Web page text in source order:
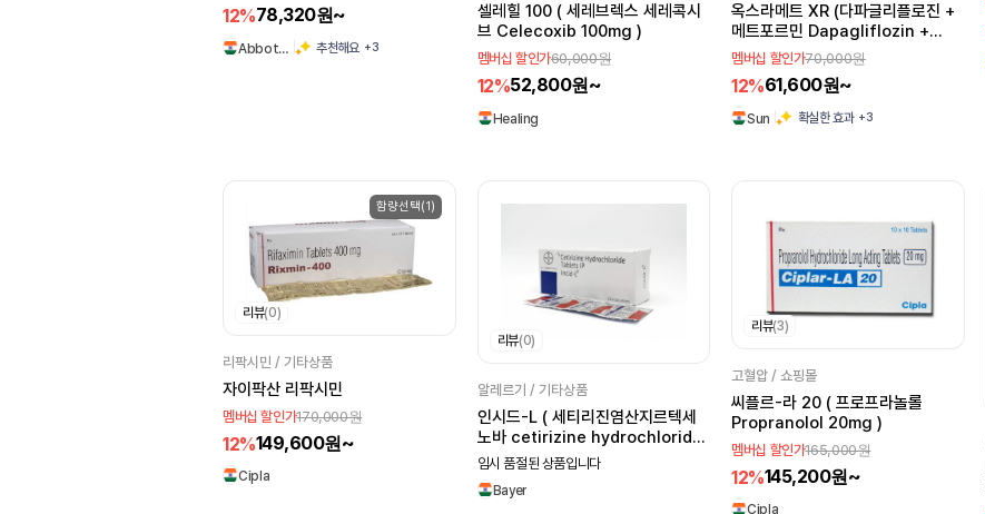
12%78,320원~
Abbot… 추천해요 +3
셀레힐 100 ( 세레브렉스 세레콕시
브 Celecoxib 100mg )
멤버십 할인가60,000원
12%52,800원~
Healing
옥스라메트 XR (다파글리플로진 +
메트포르민 Dapagliflozin +
Metformin)
멤버십 할인가70,000원
12%61,600원~
Sun 확실한 효과 +3
함량선택(1)
리뷰(0)
리팍시민 / 기타상품
자이팍산 리팍시민
멤버십 할인가170,000원
12%149,600원~
Cipla
리뷰(0)
알레르기 / 기타상품
인시드-L ( 세티리진염산지르텍세
노바 cetirizine hydrochloride
10mg )
임시 품절된 상품입니다
Bayer
리뷰(3)
고혈압 / 쇼핑몰
씨플르-라 20 ( 프로프라놀롤
Propranolol 20mg )
멤버십 할인가165,000원
12%145,200원~
Cipla